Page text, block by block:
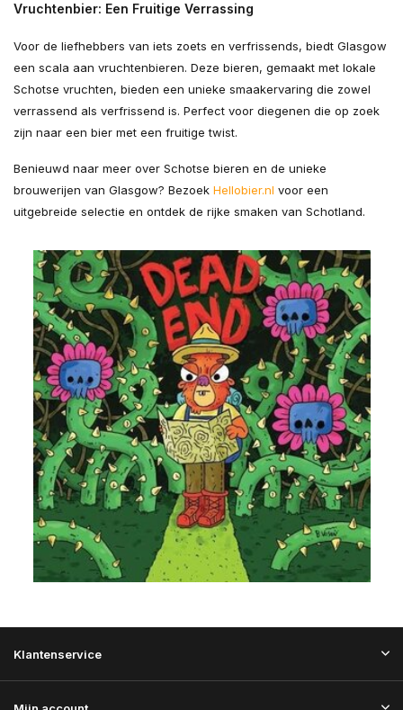
Vruchtenbier: Een Fruitige Verrassing
Voor de liefhebbers van iets zoets en verfrissends, biedt Glasgow
een scala aan vruchtenbieren. Deze bieren, gemaakt met lokale
Schotse vruchten, bieden een unieke smaakervaring die zowel
verrassend als verfrissend is. Perfect voor diegenen die op zoek
zijn naar een bier met een fruitige twist.
Benieuwd naar meer over Schotse bieren en de unieke
brouwerijen van Glasgow? Bezoek Hellobier.nl voor een
uitgebreide selectie en ontdek de rijke smaken van Schotland.
Klantenservice